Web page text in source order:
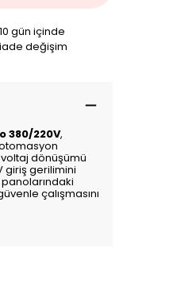
10 gün içinde
iade değişim
380/220V,
dönüşümü
giriş gerilimini
çalışmasını